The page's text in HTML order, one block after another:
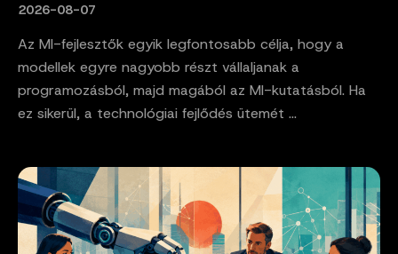
2026-08-07
Az MI-fejlesztők egyik legfontosabb célja, hogy a
modellek egyre nagyobb részt vállaljanak a
programozásból, majd magából az MI-kutatásból. Ha
ez sikerül, a technológiai fejlődés ütemét ...